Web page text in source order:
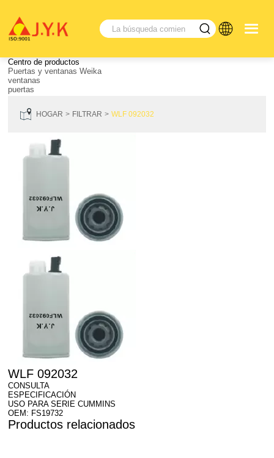
Centro de productos
Puertas y ventanas Weika
ventanas
puertas
HOGAR FILTRAR WLF 092032
WLF 092032
CONSULTA
ESPECIFICACIÓN
USO PARA SERIE CUMMINS
OEM: FS19732
Productos relacionados